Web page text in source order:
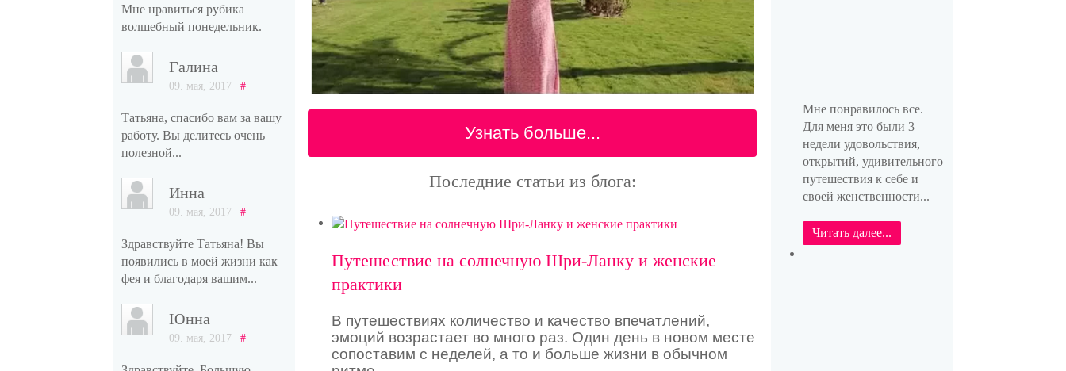
Узнать больше...
Последние статьи из блога:
Путешествие на солнечную Шри-Ланку и женские
практики
В путешествиях количество и качество впечатлений,
эмоций возрастает во много раз. Один день в новом месте
сопоставим с неделей, а то и больше жизни в обычном
Мне нравиться рубика
волшебный понедельник.
Галина
09. мая, 2017 |#
Татьяна, спасибо вам за вашу
работу. Вы делитесь очень
полезной...
Инна
09. мая, 2017 |#
Здравствуйте Татьяна! Вы
появились в моей жизни как
фея и благодаря вашим...
Юнна
09. мая, 2017 |#
Мне понравилось все.
Для меня это были 3
недели удовольствия,
открытий, удивительного
путешествия к себе и
своей женственности...
Читать далее...